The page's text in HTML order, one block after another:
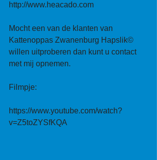
http://www.heacado.com
Mocht een van de klanten van
Kattenoppas Zwanenburg Hapslik©
willen uitproberen dan kunt u contact
met mij opnemen.
Filmpje:
https://www.youtube.com/watch?
v=Z5toZYSfKQA